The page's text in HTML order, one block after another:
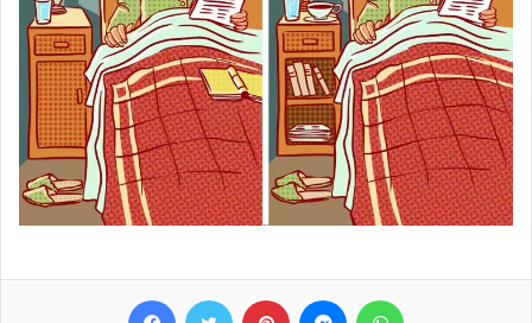
FacebookTwitter Pinterest Messenger